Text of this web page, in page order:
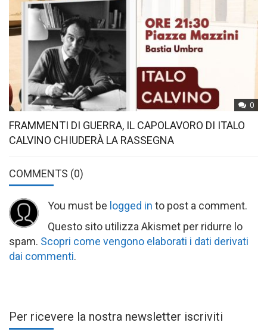
0
FRAMMENTI DI GUERRA, IL CAPOLAVORO DI ITALO
CALVINO CHIUDERÀ LA RASSEGNA
COMMENTS (0)
You must be logged in to post a comment.
Questo sito utilizza Akismet per ridurre lo
spam. Scopri come vengono elaborati i dati derivati
dai commenti.
Per ricevere la nostra newsletter iscriviti